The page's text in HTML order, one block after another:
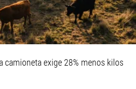
camioneta exige 28% menos kilos